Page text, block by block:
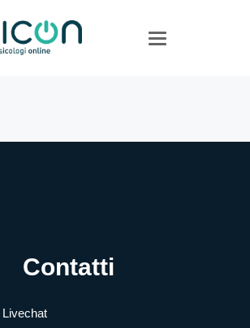
Navigazione a
Contatti
Livechat